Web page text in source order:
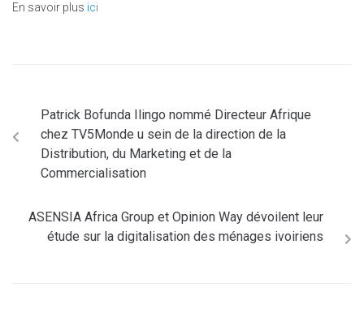
En savoir plus ici
Patrick Bofunda Ilingo nommé Directeur Afrique
chez TV5Monde u sein de la direction de la ​​​
Distribution, du Marketing et de la ​
Commercialisation
ASENSIA Africa Group et Opinion Way dévoilent leur
étude sur la digitalisation des ménages ivoiriens